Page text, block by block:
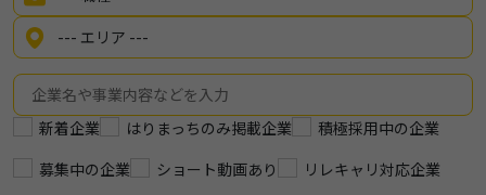
新着企業 はりまっちのみ掲載企業
積極採用中の企業
募集中の企業
ショート動画あり リレキャリ対応企業